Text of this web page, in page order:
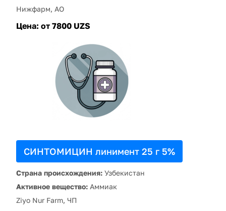
Нижфарм, АО
Цена: от 7800 UZS
СИНТОМИЦИН линимент 25 г 5%
Страна происхождения: Узбекистан
Активное вещество: Аммиак
Ziyo Nur Farm, ЧП